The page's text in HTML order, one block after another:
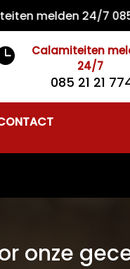
24/7 085
Calamiteiten
24/7
085 21 21
onze